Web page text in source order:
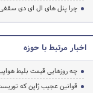
چرا پنل های ال ای دی
اخبار مرتبط با حوزه
چه روزهایی قیمت بلیط
قوانین عجیب ژاپن که